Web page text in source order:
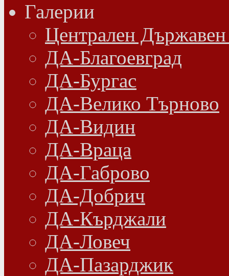
Галерии
Централен
ДА-Благоевград
ДА-Бургас
ДА-Велико Търново
ДА-Видин
ДА-Враца
ДА-Габрово
ДА-Добрич
ДА-Кърджали
ДА-Ловеч
ДА-Пазарджик